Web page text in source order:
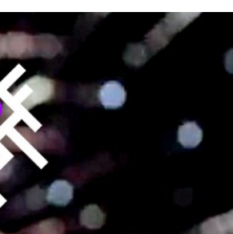
| 2015 days ago
กำลังจะถูกรีเมกใหม่เป็นซีรีส์
ายสุดคลาสสิกของ F. Scott Fitzgerald กำลังจะ
พร่ผ่านทางโทรทัศน์ (ไม่ใช่สตรีมมิงตามสมัยนิย
จะเป็นการสร้างโดย A+E Studios, ITV และมือ
สตร์ Elizabeth ทั้งสองภาค (1998-2007), ซีรีส์ป
ทั้งเขียนบทและอำนวยการสร้างร่วมกับ Michael
ลงานที่เข้าชิงออสการ์จาก Sideways (2004) แ